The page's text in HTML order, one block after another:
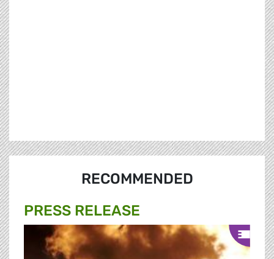
RECOMMENDED
PRESS RELEASE